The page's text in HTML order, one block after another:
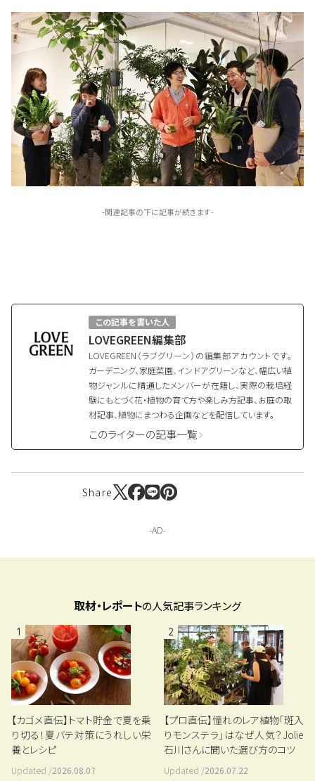
-関連記事の下に記事が続きます-
この記事を書いた人
LOVEGREEN編集部
LOVEGREEN（ラブグリーン）の編集部アカウントです。
ガーデニング、家庭菜園、インドアグリーンなど、幅広い植
物ジャンルに精通したメンバーが在籍し、実際の栽培経
験にもとづく花・植物の育て方や楽しみ方記事、お庭の取
材記事、植物にまつわる企画などを配信しています。
このライターの記事一覧
Share
取材・レポートの人気記事ランキング
1
【カゴメ直伝】トマト貯金で夏を乗
り切る！夏バテ対策にうれしい栄
養とレシピ
Updated /2026.08.07
2
【プロ直伝】憧れのレア植物「斑入
りモンステラ」はなぜ人気？Jolie
石川さんに聞いた選び方のコツ
Updated /2026.07.22